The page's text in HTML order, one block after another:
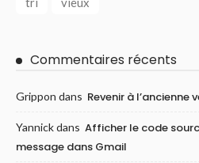
Commentaires récents
Grippon dans Revenir à l’ancienne
Yannickdans Afficher le code
message dans Gmail